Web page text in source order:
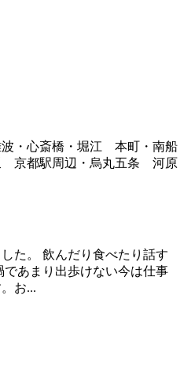
・心斎橋・堀江 本町・南船
京都駅周辺・烏丸五条 河原
た。 飲んだり食べたり話す
あまり出歩けない今は仕事
お...